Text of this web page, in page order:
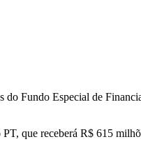
Fundo Especial de
que receberá R$ 615